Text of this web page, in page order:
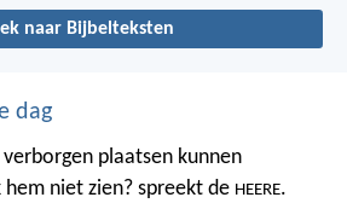
naar Bijbelteksten
dag
plaatsen kunnen
hem niet zien? spreekt de HEERE.